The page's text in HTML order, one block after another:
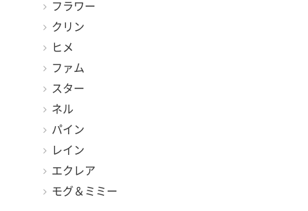
フラワー
クリン
ヒメ
ファム
スター
ネル
パイン
レイン
エクレア
モグ＆ミミー